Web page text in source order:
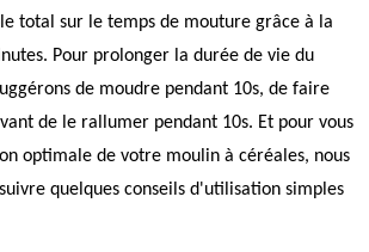
total sur le temps de mouture grâce à la
Pour prolonger la durée de vie du
de moudre pendant 10s, de faire
de le rallumer pendant 10s. Et pour vous
optimale de votre moulin à céréales, nous
quelques conseils d'utilisation simples